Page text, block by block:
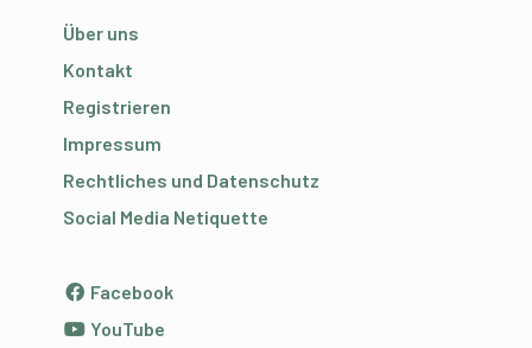
Über uns
Kontakt
Registrieren
Impressum
Rechtliches und Datenschutz
Social Media Netiquette
Facebook
YouTube